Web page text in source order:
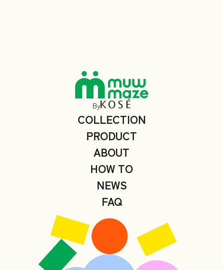
By
COLLECTION
PRODUCT
ABOUT
HOW TO
NEWS
FAQ